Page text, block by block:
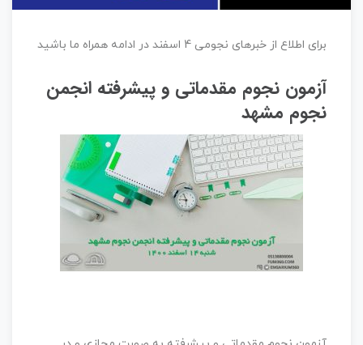
برای اطلاع از خبرهای نجومی 4 اسفند در ادامه همراه ما باشید
آزمون نجوم مقدماتی و پیشرفته انجمن
نجوم مشهد